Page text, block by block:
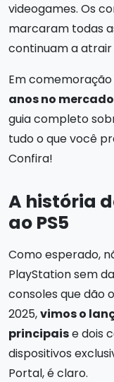
videogames. Os
marcaram todas
continuam a atrair
Em comemoração
anos no
guia completo
tudo o que você
Confira!
A história
ao PS5
Como esperado,
PlayStation sem
consoles que dão
2025,vimos o
principaise dois
dispositivos
Portal, é claro.